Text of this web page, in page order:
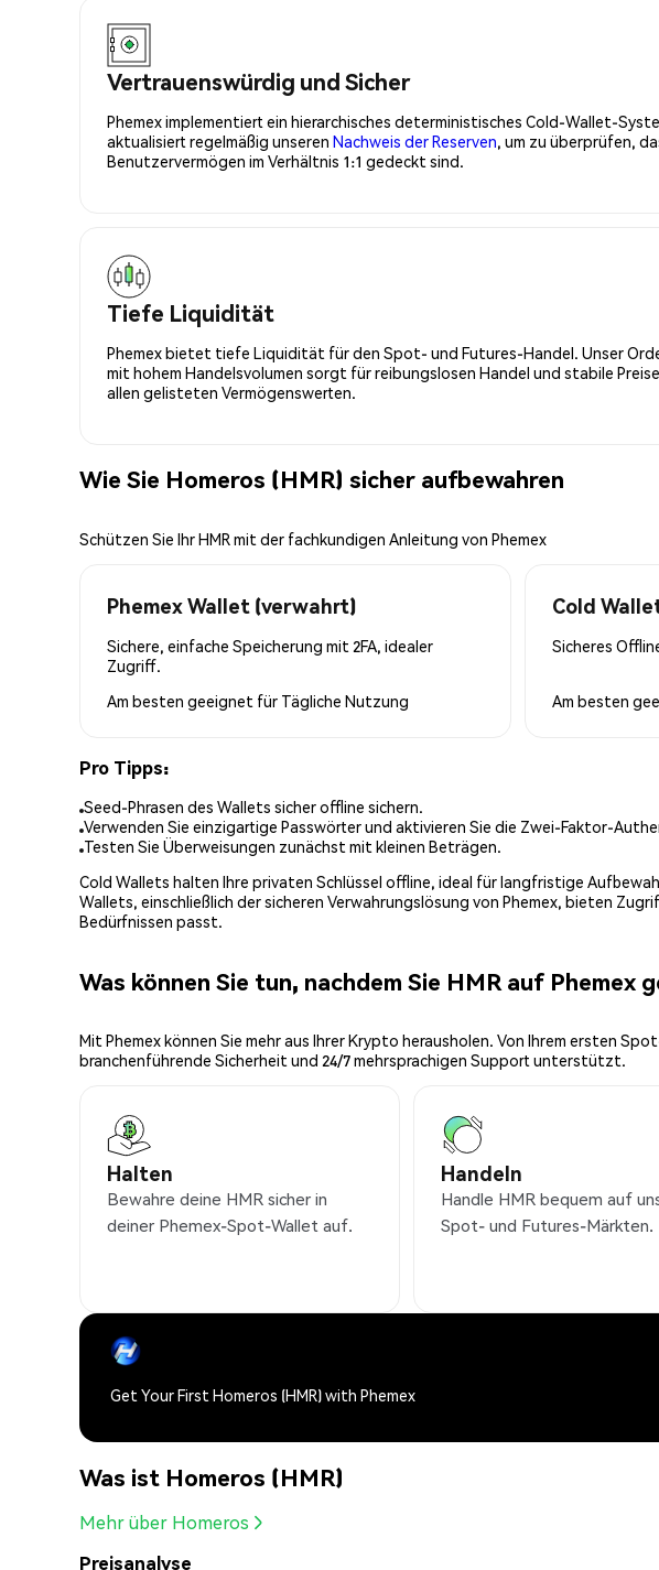
Vertrauenswürdig und Sicher
Phemex implementiert ein hierarchisches deterministisches Cold-Wallet-
aktualisiert regelmäßig unseren Nachweis der Reserven, um zu überprüfen,
Benutzervermögen im Verhältnis 1:1 gedeckt sind.
Tiefe Liquidität
Phemex bietet tiefe Liquidität für den Spot- und Futures-Handel. Unser
mit hohem Handelsvolumen sorgt für reibungslosen Handel und stabile
allen gelisteten Vermögenswerten.
Wie Sie Homeros (HMR) sicher aufbewahren
Schützen Sie Ihr HMR mit der fachkundigen Anleitung von Phemex
Phemex Wallet (verwahrt)
Sichere, einfache Speicherung mit 2FA, idealer
Zugriff.
Am besten geeignet für Tägliche Nutzung
Cold
Sicheres
Am besten
Pro Tipps:
Seed-Phrasen des Wallets sicher offline sichern.
Verwenden Sie einzigartige Passwörter und aktivieren Sie die Zwei-Faktor-
Testen Sie Überweisungen zunächst mit kleinen Beträgen.
Cold Wallets halten Ihre privaten Schlüssel offline, ideal für langfristige
Wallets, einschließlich der sicheren Verwahrungslösung von Phemex, bieten
Bedürfnissen passt.
Was können Sie tun, nachdem Sie HMR auf Phemex
Mit Phemex können Sie mehr aus Ihrer Krypto herausholen. Von Ihrem ersten
branchenführende Sicherheit und 24/7 mehrsprachigen Support unterstützt.
Halten
Bewahre deine HMR sicher in
deiner Phemex-Spot-Wallet auf.
Handeln
Handle HMR bequem auf
Spot- und Futures-Märkten.
Get Your First Homeros (HMR) with Phemex
Was ist Homeros (HMR)
Mehr über Homeros
Preisanalyse